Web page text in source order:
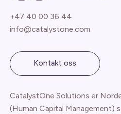
+47 40 00 36 44
info@catalystone.com
Kontakt oss
CatalystOne Solutions er
(Human Capital Management)